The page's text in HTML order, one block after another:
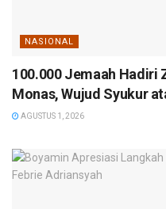
NASIONAL
100.000 Jemaah Hadiri
Monas, Wujud Syukur
AGUSTUS 1, 2026